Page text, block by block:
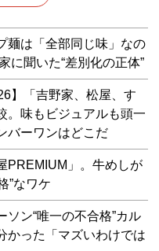
麺は「全部同じ味」なの
に聞いた“差別化の正体”
】「吉野家、松屋、す
。味もビジュアルも頭一
バーワンはどこだ
PREMIUM」。牛めしが
”なワケ
ソン“唯一の不合格”カル
かった「マズいわけでは